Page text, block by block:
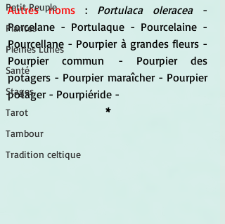
Petit Peuple
Plantes
Pleines Lunes
Santé
Stages
Tarot
Tambour
Tradition celtique
Autres noms : Portulaca oleracea -
Porcelane - Portulaque - Pourcelaine -
Pourcellane - Pourpier à grandes fleurs -
Pourpier commun - Pourpier des
potagers - Pourpier maraîcher - Pourpier
potager - Pourpiéride -
*